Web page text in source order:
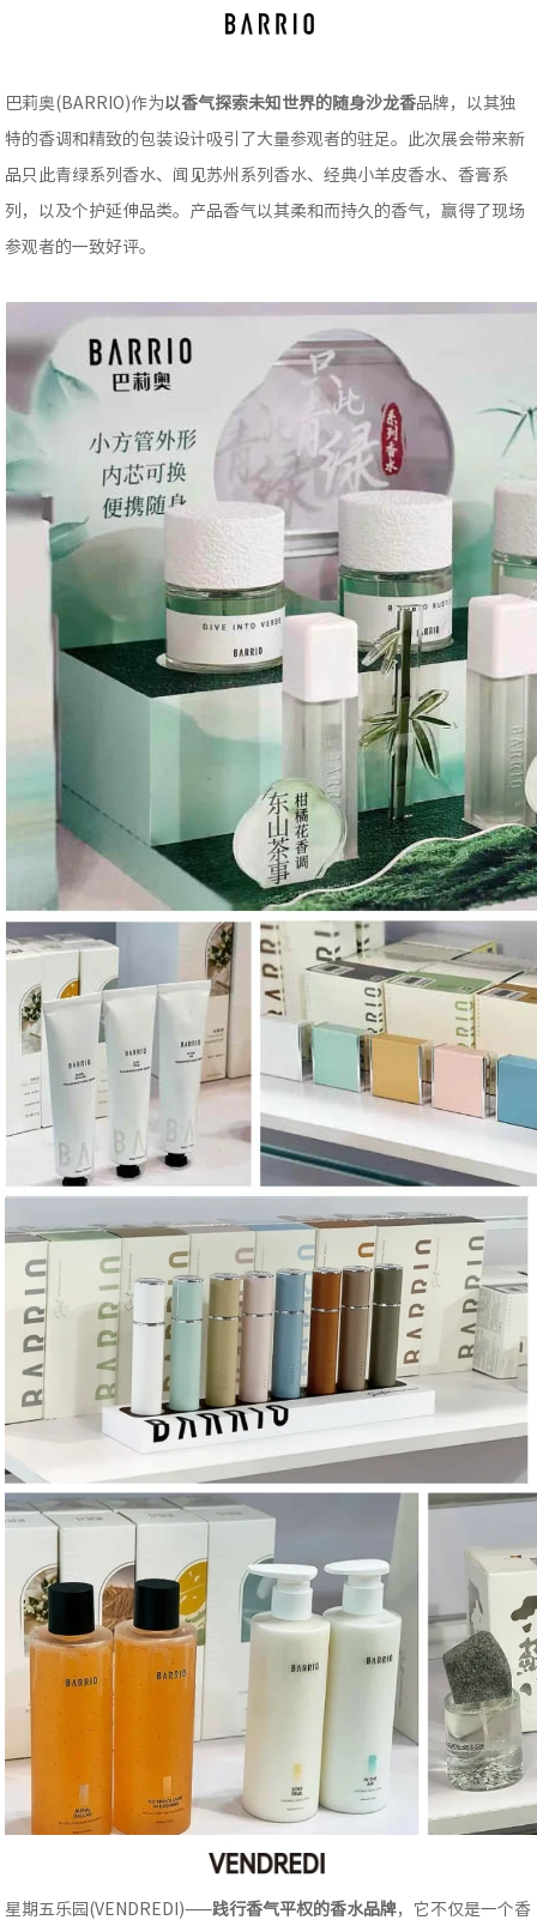
巴莉奥(BARRIO)作为以香气探索未知世界的随身沙龙香品牌，以其独
特的香调和精致的包装设计吸引了大量参观者的驻足。此次展会带来新
品只此青绿系列香水、闻见苏州系列香水、经典小羊皮香水、香膏系
列，以及个护延伸品类。产品香气以其柔和而持久的香气，赢得了现场
参观者的一致好评。
星期五乐园(VENDREDI)——践行香气平权的香水品牌，它不仅是一个香